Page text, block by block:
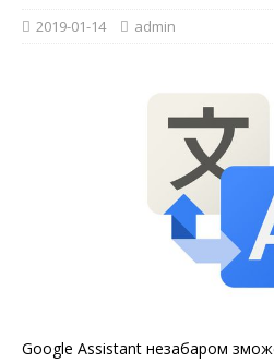
2019-01-14 admin
Google Assistant незабаром